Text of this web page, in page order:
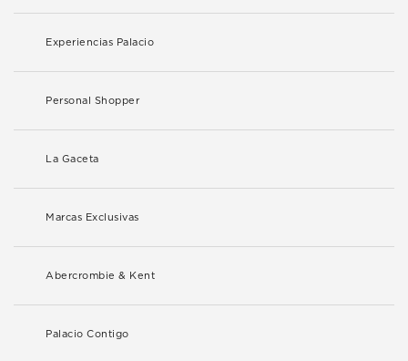
Experiencias Palacio
Personal Shopper
La Gaceta
Marcas Exclusivas
Abercrombie & Kent
Palacio Contigo